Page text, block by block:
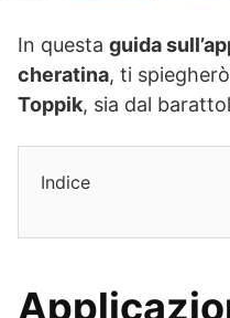
In questa guida
cheratina, ti
Toppik, sia dal
Indice